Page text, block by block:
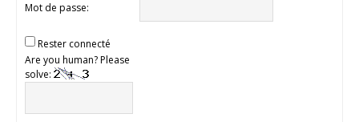
Mot de passe:
Rester connecté
Are you human? Please
solve: